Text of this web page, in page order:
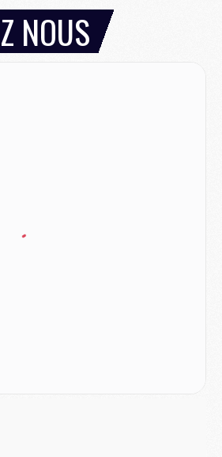
dans le groupe du PSG, et un plus discret
2
un géant de la tech
NOUS